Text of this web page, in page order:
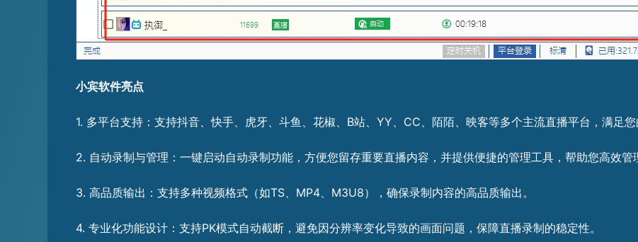
小宾软件亮点
1. 多平台支持：支持抖音、快手、虎牙、斗鱼、花椒、B站、YY、CC、陌陌、映客等多个主流直播平台，满足您
2. 自动录制与管理：一键启动自动录制功能，方便您留存重要直播内容，并提供便捷的管理工具，帮助您高效管
3. 高品质输出：支持多种视频格式（如TS、MP4、M3U8），确保录制内容的高品质输出。
4. 专业化功能设计：支持PK模式自动截断，避免因分辨率变化导致的画面问题，保障直播录制的稳定性。